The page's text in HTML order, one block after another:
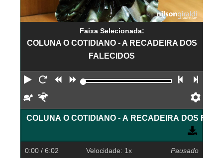
Faixa Selecionada:
COLUNA O COTIDIANO - A RECADEIRA DOS
FALECIDOS
Reproduzir
Reiniciar
Retroceder
Avançar Faixa
Devagar
COLUNA O COTIDIANO - A RECADEIRA DOS
0:00 / 6:02 Velocidade: 1x Pausado